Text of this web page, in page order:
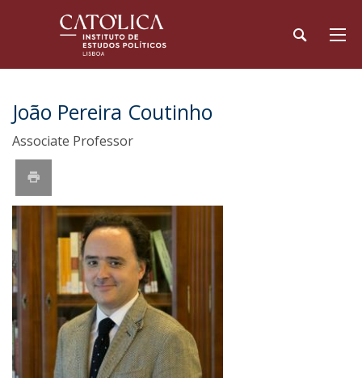
João Pereira Coutinho
Associate Professor